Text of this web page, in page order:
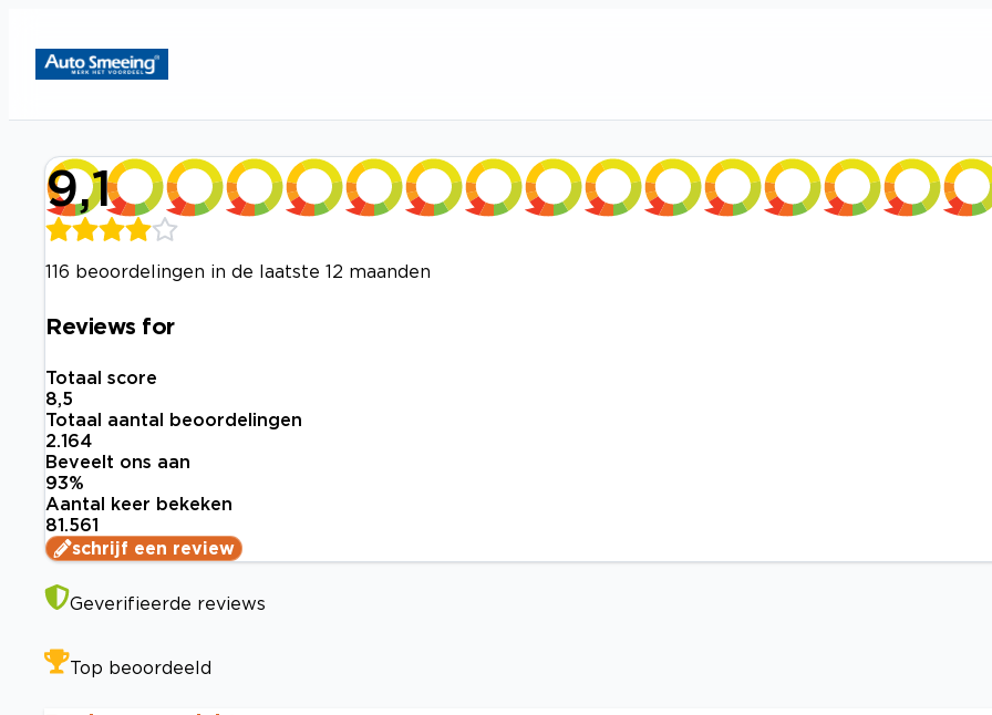
9,1
116 beoordelingen in de laatste 12 maanden
Reviews for
Totaal score
8,5
Totaal aantal beoordelingen
2.164
Beveelt ons aan
93%
Aantal keer bekeken
81.561
schrijf een review
Geverifieerde reviews
Top beoordeeld